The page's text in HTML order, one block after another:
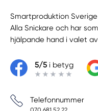
Smartproduktion
Alla Snickare och har
hjälpande hand i valet
5/5i betyg
Telefonnummer